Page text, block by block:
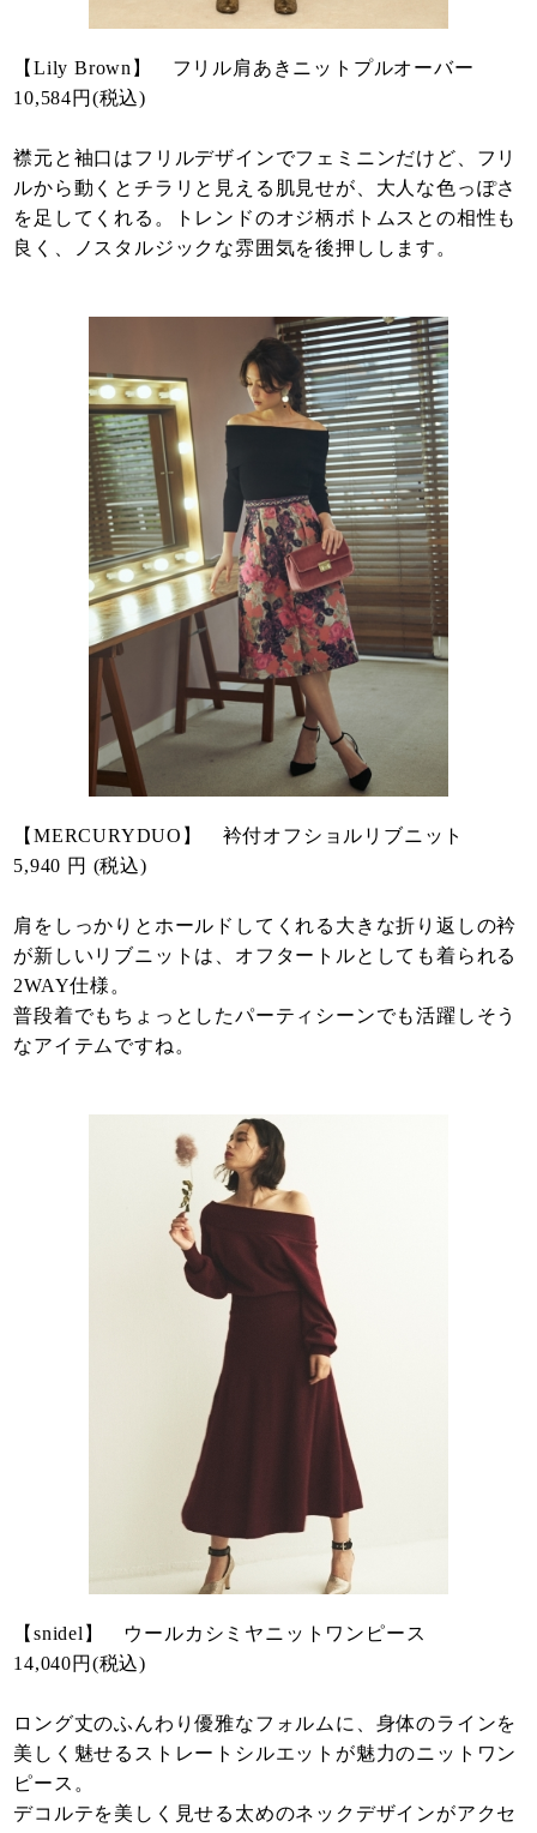
【Lily Brown】 フリル肩あきニットプルオーバー
10,584円(税込)
襟元と袖口はフリルデザインでフェミニンだけど、フリ
ルから動くとチラリと見える肌見せが、大人な色っぽさ
を足してくれる。トレンドのオジ柄ボトムスとの相性も
良く、ノスタルジックな雰囲気を後押しします。
【MERCURYDUO】 衿付オフショルリブニット
5,940 円 (税込)
肩をしっかりとホールドしてくれる大きな折り返しの衿
が新しいリブニットは、オフタートルとしても着られる
2WAY仕様。
普段着でもちょっとしたパーティシーンでも活躍しそう
なアイテムですね。
【snidel】 ウールカシミヤニットワンピース
14,040円(税込)
ロング丈のふんわり優雅なフォルムに、身体のラインを
美しく魅せるストレートシルエットが魅力のニットワン
ピース。
デコルテを美しく見せる太めのネックデザインがアクセ